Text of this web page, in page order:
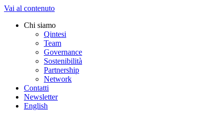
Vai al contenuto
Chi siamo
Qintesi
Team
Governance
Sostenibilità
Partnership
Network
Contatti
Newsletter
English